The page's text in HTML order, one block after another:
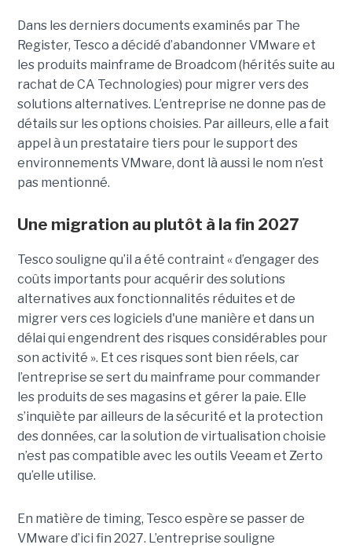
Dans les derniers documents examinés par The
Register, Tesco a décidé d’abandonner VMware et
les produits mainframe de Broadcom (hérités suite au
rachat de CA Technologies) pour migrer vers des
solutions alternatives. L’entreprise ne donne pas de
détails sur les options choisies. Par ailleurs, elle a fait
appel à un prestataire tiers pour le support des
environnements VMware, dont là aussi le nom n’est
pas mentionné.
Une migration au plutôt à la fin 2027
Tesco souligne qu’il a été contraint « d’engager des
coûts importants pour acquérir des solutions
alternatives aux fonctionnalités réduites et de
migrer vers ces logiciels d'une manière et dans un
délai qui engendrent des risques considérables pour
son activité ». Et ces risques sont bien réels, car
l’entreprise se sert du mainframe pour commander
les produits de ses magasins et gérer la paie. Elle
s’inquiète par ailleurs de la sécurité et la protection
des données, car la solution de virtualisation choisie
n’est pas compatible avec les outils Veeam et Zerto
qu’elle utilise.
En matière de timing, Tesco espère se passer de
VMware d’ici fin 2027. L’entreprise souligne